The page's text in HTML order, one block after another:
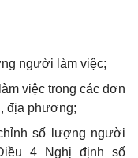
người làm việc;
việc trong các đơn
địa phương;
số lượng người
4 Nghị định số